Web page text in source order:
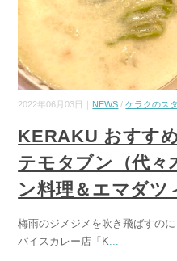
2022年06月03日｜ NEWS /ケラクのス
KERAKU おすす
テモタブン（代々
ン料理＆エマダツ
梅雨のジメジメを吹き飛ばすの
パイスカレー店「K